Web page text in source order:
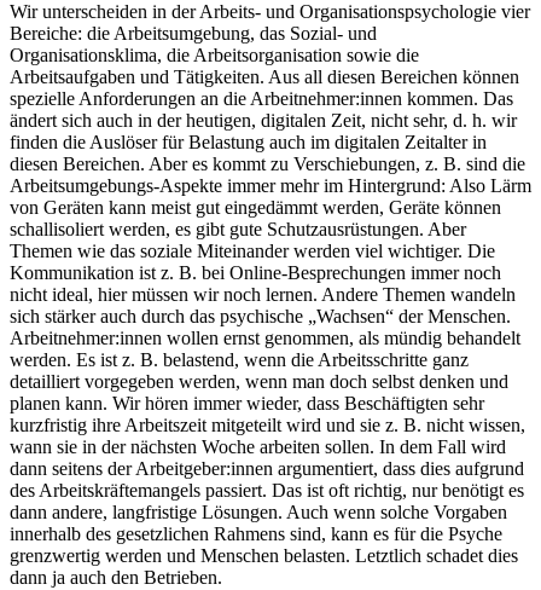
Wir unterscheiden in der Arbeits- und Organisationspsychologie vier
Bereiche: die Arbeitsumgebung, das Sozial- und
Organisationsklima, die Arbeitsorganisation sowie die
Arbeitsaufgaben und Tätigkeiten. Aus all diesen Bereichen können
spezielle Anforderungen an die Arbeitnehmer:innen kommen. Das
ändert sich auch in der heutigen, digitalen Zeit, nicht sehr, d. h. wir
finden die Auslöser für Belastung auch im digitalen Zeitalter in
diesen Bereichen. Aber es kommt zu Verschiebungen, z. B. sind die
Arbeitsumgebungs-Aspekte immer mehr im Hintergrund: Also Lärm
von Geräten kann meist gut eingedämmt werden, Geräte können
schallisoliert werden, es gibt gute Schutzausrüstungen. Aber
Themen wie das soziale Miteinander werden viel wichtiger. Die
Kommunikation ist z. B. bei Online-Besprechungen immer noch
nicht ideal, hier müssen wir noch lernen. Andere Themen wandeln
sich stärker auch durch das psychische „Wachsen“ der Menschen.
Arbeitnehmer:innen wollen ernst genommen, als mündig behandelt
werden. Es ist z. B. belastend, wenn die Arbeitsschritte ganz
detailliert vorgegeben werden, wenn man doch selbst denken und
planen kann. Wir hören immer wieder, dass Beschäftigten sehr
kurzfristig ihre Arbeitszeit mitgeteilt wird und sie z. B. nicht wissen,
wann sie in der nächsten Woche arbeiten sollen. In dem Fall wird
dann seitens der Arbeitgeber:innen argumentiert, dass dies aufgrund
des Arbeitskräftemangels passiert. Das ist oft richtig, nur benötigt es
dann andere, langfristige Lösungen. Auch wenn solche Vorgaben
innerhalb des gesetzlichen Rahmens sind, kann es für die Psyche
grenzwertig werden und Menschen belasten. Letztlich schadet dies
dann ja auch den Betrieben.